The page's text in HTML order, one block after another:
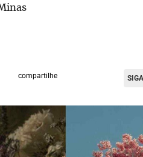
compartilhe